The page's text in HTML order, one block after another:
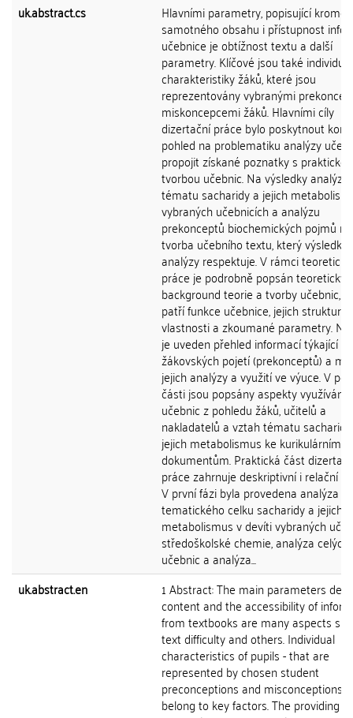
uk.abstract.cs
Hlavními parametry, popisující kromě
samotného obsahu i přístupnost
učebnice je obtížnost textu a další
parametry. Klíčové jsou také
charakteristiky žáků, které jsou
reprezentovány vybranými
miskoncepcemi žáků. Hlavními cíly
dizertační práce bylo poskytnout
pohled na problematiku analýzy
propojit získané poznatky s praktickou
tvorbou učebnic. Na výsledky analýzy
tématu sacharidy a jejich
vybraných učebnicích a analýzu
prekonceptů biochemických pojmů
tvorba učebního textu, který výsledky
analýzy respektuje. V rámci
práce je podrobně popsán teoretický
background teorie a tvorby učebnic,
patří funkce učebnice, jejich struktura,
vlastnosti a zkoumané parametry.
je uveden přehled informací týkající se
žákovských pojetí (prekonceptů) a
jejich analýzy a využití ve výuce. V
části jsou popsány aspekty využívání
učebnic z pohledu žáků, učitelů a
nakladatelů a vztah tématu
jejich metabolismus ke kurikulárním
dokumentům. Praktická část
práce zahrnuje deskriptivní i relační
V první fázi byla provedena analýza
tematického celku sacharidy a jejich
metabolismus v devíti vybraných
středoškolské chemie, analýza celých
učebnic a analýza...
uk.abstract.en
1 Abstract: The main parameters
content and the accessibility of
from textbooks are many aspects
text difficulty and others. Individual
characteristics of pupils - that are
represented by chosen student
preconceptions and misconceptions
belong to key factors. The providing